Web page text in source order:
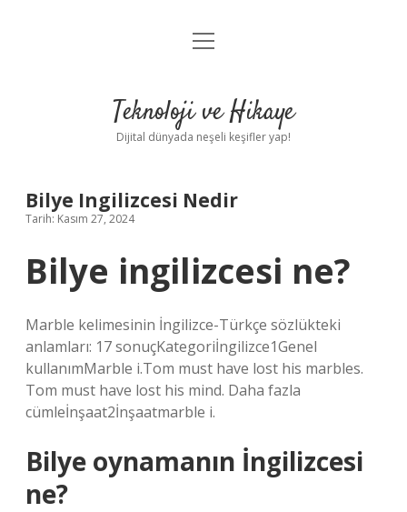
Anasayfa
Yasal Uyarı
menüyü
Teknoloji ve Hikaye
Dijital dünyada neşeli keşifler yap!
Bilye Ingilizcesi Nedir
Tarih: Kasım 27, 2024
Bilye ingilizcesi ne?
Marble kelimesinin İngilizce-Türkçe sözlükteki
anlamları: 17 sonuçKategoriİngilizce1Genel
kullanımMarble i.Tom must have lost his marbles.
Tom must have lost his mind. Daha fazla
cümleİnşaat2İnşaatmarble i.
Bilye oynamanın İngilizcesi
ne?